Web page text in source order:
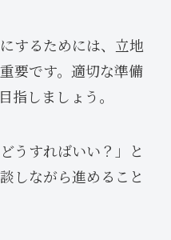
するためには、立地
要です。適切な準備
指しましょう。
うすればいい？」と
しながら進めること